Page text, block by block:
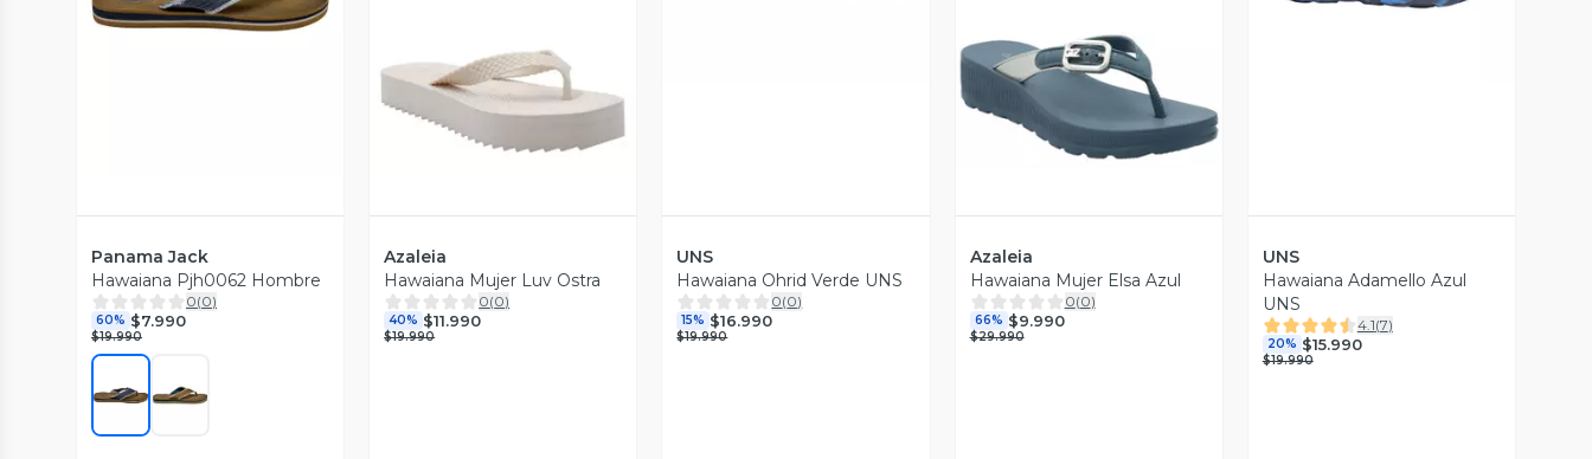
Vista Previa
Panama Jack
Hawaiana Pjh0062 Hombre
0(0)
60% $7.990
$19.990
Azaleia
Hawaiana Mujer Luv Ostra
0(0)
40% $11.990
$19.990
UNS
Hawaiana Ohrid Verde UNS
0(0)
15% $16.990
$19.990
Azaleia
Hawaiana Mujer Elsa Azul
0(0)
66% $9.990
$29.990
UNS
Hawaiana Adamello Azul
UNS
4.1(7)
20% $15.990
$19.990